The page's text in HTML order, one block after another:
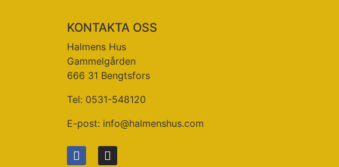
KONTAKTA OSS
Halmens Hus
Gammelgården
666 31 Bengtsfors
Tel: 0531-548120
E-post: info@halmenshus.com